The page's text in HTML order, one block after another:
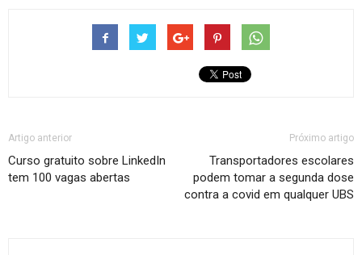
Artigo anterior
Curso gratuito sobre LinkedIn
tem 100 vagas abertas
Próximo artigo
Transportadores escolares
podem tomar a segunda dose
contra a covid em qualquer UBS